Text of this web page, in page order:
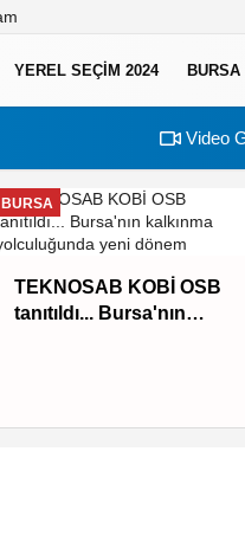
YEREL SEÇİM 2024 BURSA
Video
BURSA
TEKNOSAB KOBİ OSB
tanıtıldı... Bursa'nın